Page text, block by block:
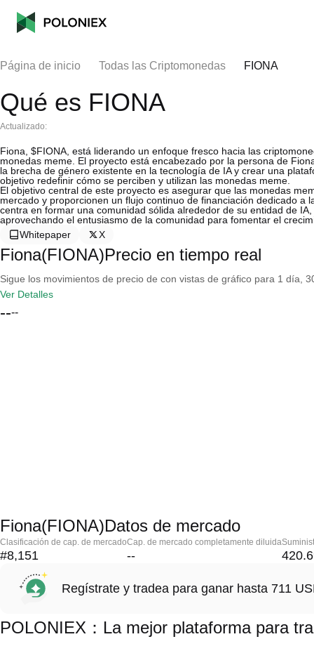
Página de inicio Todas las Criptomonedas FIONA
Qué es FIONA
Actualizado:
Fiona, $FIONA, está liderando un enfoque fresco hacia las
monedas meme. El proyecto está encabezado por la persona de
la brecha de género existente en la tecnología de IA y crear una
objetivo redefinir cómo se perciben y utilizan las monedas meme.
El objetivo central de este proyecto es asegurar que las monedas
mercado y proporcionen un flujo continuo de financiación dedicado a
centra en formar una comunidad sólida alrededor de su entidad de
aprovechando el entusiasmo de la comunidad para fomentar el
Whitepaper
X
Fiona(FIONA)Precio en tiempo real
Sigue los movimientos de precio de con vistas de gráfico para 1 día,
Ver Detalles
----
Fiona(FIONA)Datos de mercado
Clasificación de cap. de mercado
#8,151
Cap. de mercado completamente diluida
--
Regístrate y tradea para ganar hasta 711
POLONIEX：La mejor plataforma para